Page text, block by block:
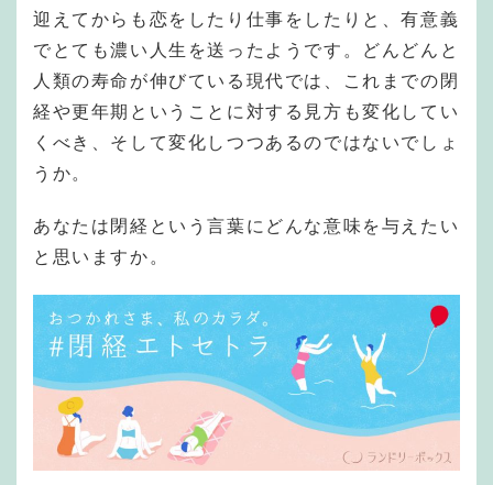
迎えてからも恋をしたり仕事をしたりと、有意義
でとても濃い人生を送ったようです。どんどんと
人類の寿命が伸びている現代では、これまでの閉
経や更年期ということに対する見方も変化してい
くべき、そして変化しつつあるのではないでしょ
うか。
あなたは閉経という言葉にどんな意味を与えたい
と思いますか。